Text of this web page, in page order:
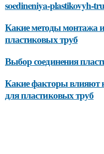
soedineniya-plastikovyh-
Какие методы монтажа
пластиковых труб
Выбор соединения
Какие факторы влияют
для пластиковых труб